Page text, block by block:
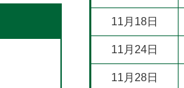
11月18日
11月24日
11月28日